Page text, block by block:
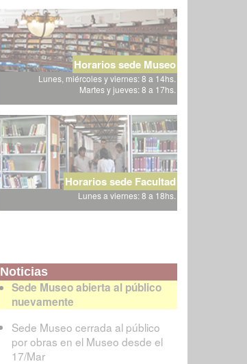
Horarios sede Museo
Lunes, miércoles y viernes: 8 a 14hs.
Martes y jueves: 8 a 17hs.
Horarios sede Facultad
Lunes a viernes: 8 a 18hs.
Noticias
Sede Museo abierta al público
nuevamente
Sede Museo cerrada al público
por obras en el Museo desde el
17/Mar